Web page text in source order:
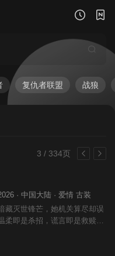
复仇者联盟 战狼
3 / 334页
· 中国大陆 · 爱情 古装
藏灭世锋芒，她机关算尽却误
柔即是杀招，谎言即是救赎！